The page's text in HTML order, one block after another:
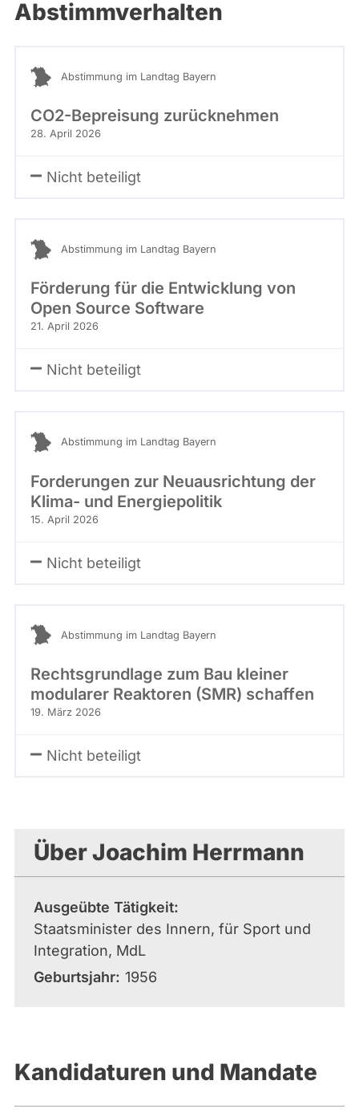
Abstimmverhalten
Abstimmung im Landtag Bayern
CO2-Bepreisung zurücknehmen
28. April 2026
Nicht beteiligt
Abstimmung im Landtag Bayern
Förderung für die Entwicklung von
Open Source Software
21. April 2026
Nicht beteiligt
Abstimmung im Landtag Bayern
Forderungen zur Neuausrichtung der
Klima- und Energiepolitik
15. April 2026
Nicht beteiligt
Abstimmung im Landtag Bayern
Rechtsgrundlage zum Bau kleiner
modularer Reaktoren (SMR) schaffen
19. März 2026
Nicht beteiligt
Über Joachim Herrmann
Ausgeübte Tätigkeit
Staatsminister des Innern, für Sport und
Integration, MdL
Geburtsjahr 1956
Kandidaturen und Mandate